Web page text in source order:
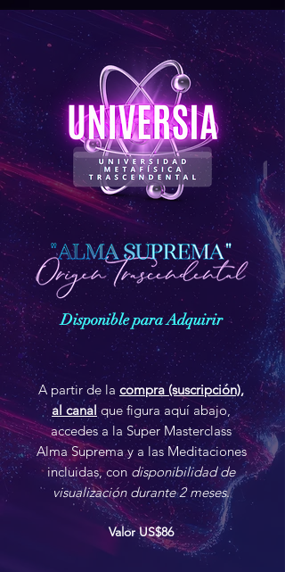
Disponible para Adquirir
A partir de la compra (suscripción),
al canalque figura aquí abajo,
accedes a la Super Masterclass
Alma Suprema y a las Meditaciones
incluidas, con disponibilidad de
visualización durante 2 meses.
Valor US$86